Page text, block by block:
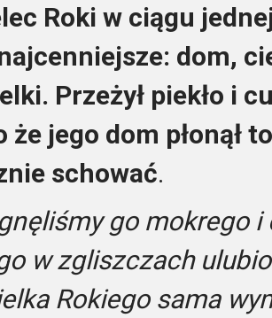
Roki w ciągu
dom,
Przeżył piekło i
że jego dom płonął
schować.
go mokrego i
w zgliszczach
Rokiego sama